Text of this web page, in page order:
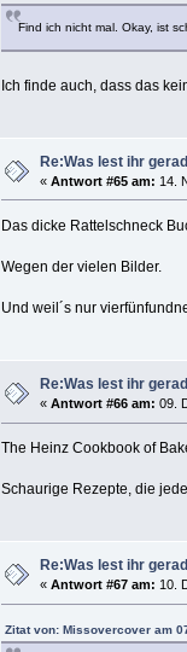
Find ich nicht mal. Okay, ist
Ich finde auch, dass das
Re:Was lest ihr
«Antwort #65 am: 14.
Das dicke Rattelschneck
Wegen der vielen Bilder.
Und weil´s nur
Re:Was lest ihr
«Antwort #66 am: 09.
The Heinz Cookbook of
Schaurige Rezepte, die
Re:Was lest ihr
«Antwort #67 am: 10.
Zitat von: Missovercover am